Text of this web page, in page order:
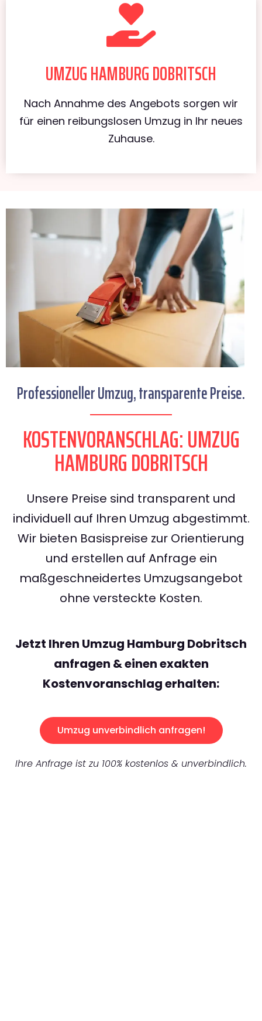
UMZUG HAMBURG DOBRITSCH
Nach Annahme des Angebots sorgen wir
für einen reibungslosen Umzug in Ihr neues
Zuhause.
Professioneller Umzug, transparente Preise.
KOSTENVORANSCHLAG: UMZUG
HAMBURG DOBRITSCH
Unsere Preise sind transparent und
individuell auf Ihren Umzug abgestimmt.
Wir bieten Basispreise zur Orientierung
und erstellen auf Anfrage ein
maßgeschneidertes Umzugsangebot
ohne versteckte Kosten.
Jetzt Ihren Umzug Hamburg Dobritsch
anfragen & einen exakten
Kostenvoranschlag erhalten:
Umzug unverbindlich anfragen!
Ihre Anfrage ist zu 100% kostenlos & unverbindlich.